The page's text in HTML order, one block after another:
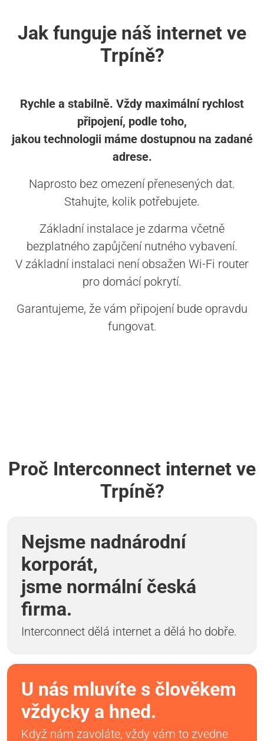
Jak funguje náš internet ve
Trpíně?
Rychle a stabilně. Vždy maximální rychlost
připojení, podle toho,
jakou technologii máme dostupnou na zadané
adrese.
Naprosto bez omezení přenesených dat.
Stahujte, kolik potřebujete.
Základní instalace je zdarma včetně
bezplatného zapůjčení nutného vybavení.
V základní instalaci není obsažen Wi-Fi router
pro domácí pokrytí.
Garantujeme, že vám připojení bude opravdu
fungovat.
Proč Interconnect internet ve
Trpíně?
Nejsme nadnárodní
korporát,
jsme normální česká
firma.
Interconnect dělá internet a dělá ho dobře.
U nás mluvíte s člověkem
vždycky a hned.
Když nám zavoláte, vždy vám to zvedne